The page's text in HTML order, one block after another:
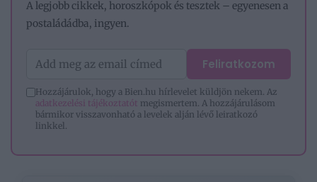
A legjobb cikkek, horoszkópok és tesztek – egyenesen a
postaládádba, ingyen.
Feliratkozom
Hozzájárulok, hogy a Bien.hu hírlevelet küldjön nekem. Az
adatkezelési tájékoztatót megismertem. A hozzájárulásom
bármikor visszavonható a levelek alján lévő leiratkozó
linkkel.